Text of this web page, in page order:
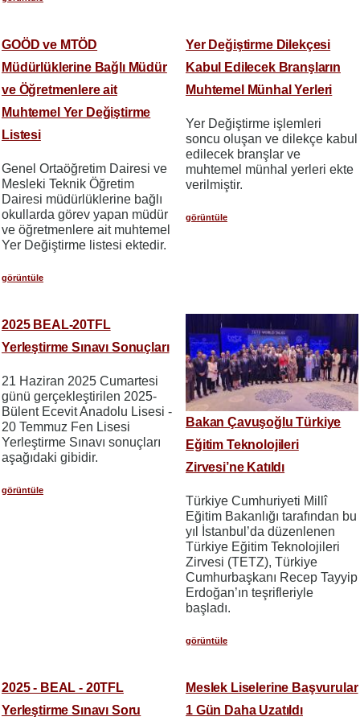
GOÖD ve MTÖD
Müdürlüklerine Bağlı Müdür
ve Öğretmenlere ait
Muhtemel Yer Değiştirme
Listesi
Genel Ortaöğretim Dairesi ve
Mesleki Teknik Öğretim
Dairesi müdürlüklerine bağlı
okullarda görev yapan müdür
ve öğretmenlere ait muhtemel
Yer Değiştirme listesi ektedir.
görüntüle
Yer Değiştirme Dilekçesi
Kabul Edilecek Branşların
Muhtemel Münhal Yerleri
Yer Değiştirme işlemleri
soncu oluşan ve dilekçe kabul
edilecek branşlar ve
muhtemel münhal yerleri ekte
verilmiştir.
görüntüle
2025 BEAL-20TFL
Yerleştirme Sınavı Sonuçları
21 Haziran 2025 Cumartesi
günü gerçekleştirilen 2025-
Bülent Ecevit Anadolu Lisesi -
20 Temmuz Fen Lisesi
Yerleştirme Sınavı sonuçları
aşağıdaki gibidir.
görüntüle
Bakan Çavuşoğlu Türkiye
Eğitim Teknolojileri
Zirvesi’ne Katıldı
​​​​​​​Türkiye Cumhuriyeti Millî
Eğitim Bakanlığı tarafından bu
yıl İstanbul’da düzenlenen
Türkiye Eğitim Teknolojileri
Zirvesi (TETZ), Türkiye
Cumhurbaşkanı Recep Tayyip
Erdoğan’ın teşrifleriyle
başladı.
görüntüle
2025 - BEAL - 20TFL
Yerleştirme Sınavı Soru
Meslek Liselerine Başvurular
1 Gün Daha Uzatıldı